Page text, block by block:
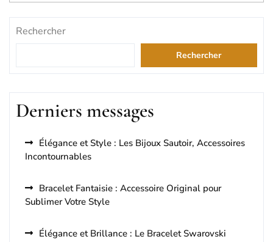
Rechercher
Rechercher
Derniers messages
Élégance et Style : Les Bijoux Sautoir, Accessoires
Incontournables
Bracelet Fantaisie : Accessoire Original pour
Sublimer Votre Style
Élégance et Brillance : Le Bracelet Swarovski